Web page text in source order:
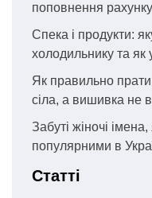
поповнення
Спека і продукти:
холодильнику та як
Як правильно
сіла, а вишивка не
Забуті жіночі
популярними в
Статті